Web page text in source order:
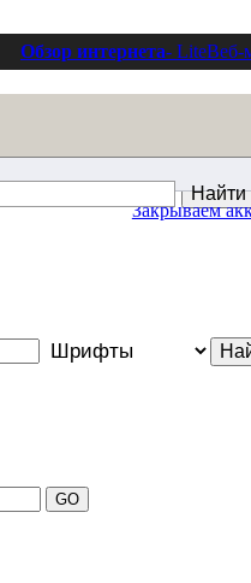
Обзор интернета- LiteВеб-
Закрываем